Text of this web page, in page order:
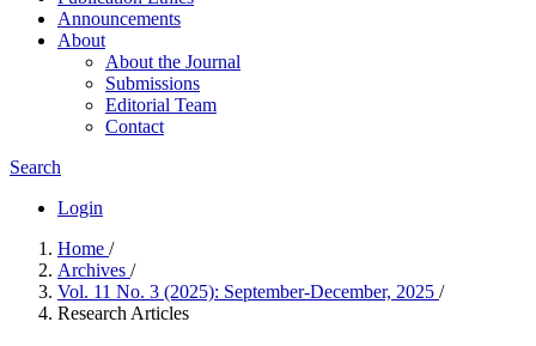
Announcements
About
About the Journal
Submissions
Editorial Team
Contact
Search
Login
Home /
Archives /
Vol. 11 No. 3 (2025): September-December, 2025 /
Research Articles